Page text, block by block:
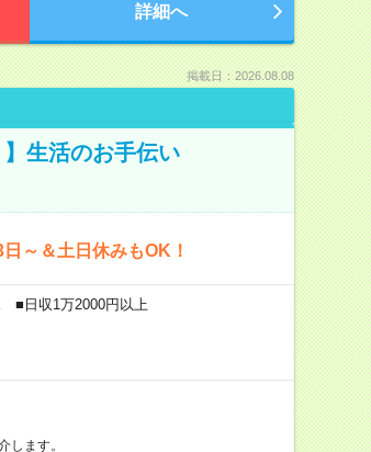
詳細へ
掲載日：2026.08.08
生活のお手伝い
～＆土日休みもOK！
日収1万2000円以上
ます。